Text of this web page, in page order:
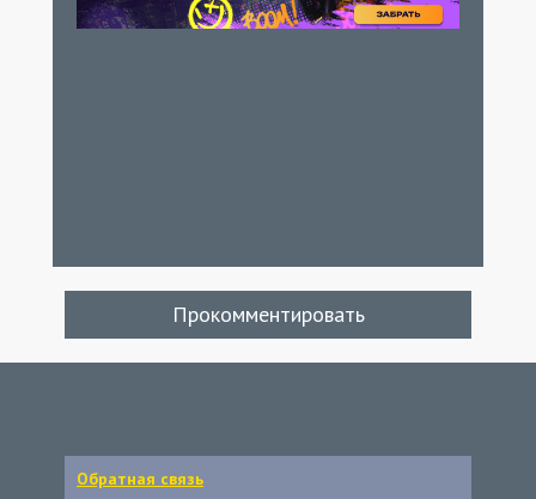
Прокомментировать
Обратная связь